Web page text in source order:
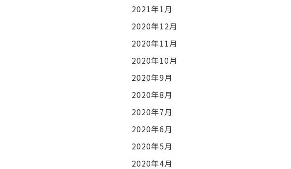
2021年1月
2020年12月
2020年11月
2020年10月
2020年9月
2020年8月
2020年7月
2020年6月
2020年5月
2020年4月